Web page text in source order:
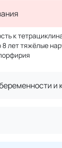
к
8 лет тяжёлые
и